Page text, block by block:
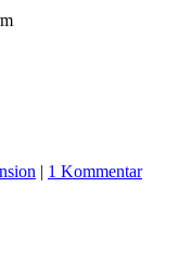
| 1 Kommentar